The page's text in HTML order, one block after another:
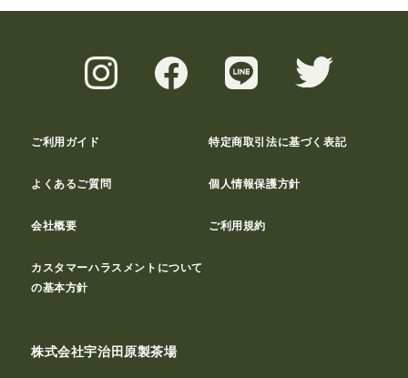
ご利用ガイド 特定商取引法に基づく表記
よくあるご質問 個人情報保護方針
会社概要 ご利用規約
カスタマーハラスメントについて
の基本方針
株式会社宇治田原製茶場